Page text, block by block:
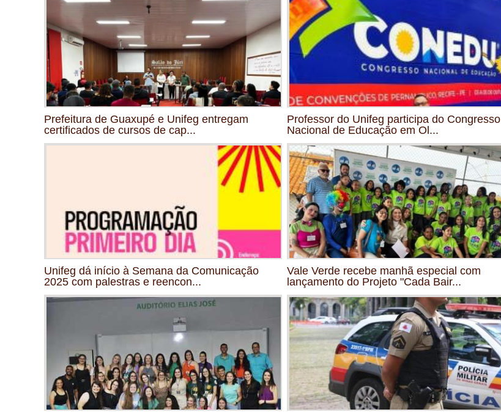
Prefeitura de Guaxupé e Unifeg entregam
certificados de cursos de cap...
Professor do Unifeg participa do Congresso
Nacional de Educação em Ol...
Unifeg dá início à Semana da Comunicação
2025 com palestras e reencon...
Vale Verde recebe manhã especial com
lançamento do Projeto "Cada Bair...